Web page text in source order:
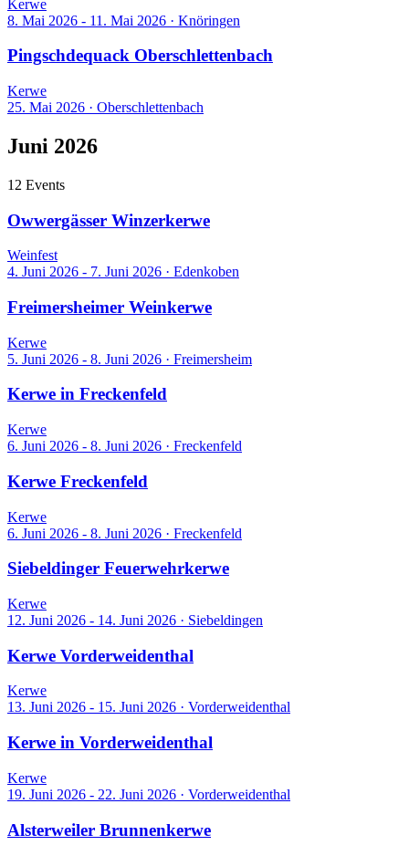
Kerwe
8. Mai 2026 - 11. Mai 2026 · Knöringen
Pingschdequack Oberschlettenbach
Kerwe
25. Mai 2026 · Oberschlettenbach
Juni 2026
12 Events
Owwergässer Winzerkerwe
Weinfest
4. Juni 2026 - 7. Juni 2026 · Edenkoben
Freimersheimer Weinkerwe
Kerwe
5. Juni 2026 - 8. Juni 2026 · Freimersheim
Kerwe in Freckenfeld
Kerwe
6. Juni 2026 - 8. Juni 2026 · Freckenfeld
Kerwe Freckenfeld
Kerwe
6. Juni 2026 - 8. Juni 2026 · Freckenfeld
Siebeldinger Feuerwehrkerwe
Kerwe
12. Juni 2026 - 14. Juni 2026 · Siebeldingen
Kerwe Vorderweidenthal
Kerwe
13. Juni 2026 - 15. Juni 2026 · Vorderweidenthal
Kerwe in Vorderweidenthal
Kerwe
19. Juni 2026 - 22. Juni 2026 · Vorderweidenthal
Alsterweiler Brunnenkerwe